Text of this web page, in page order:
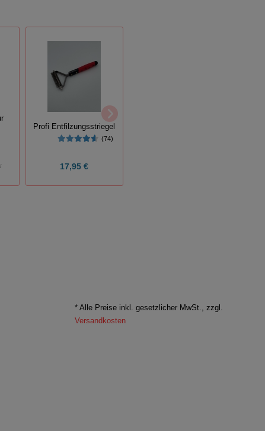
Profi Entfilzungsstriegel
(74)
17,95 €
* Alle Preise inkl. gesetzlicher MwSt., zzgl.
Versandkosten